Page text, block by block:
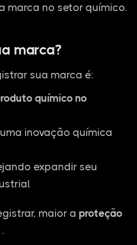
marca no setor químico.
marca?
sua marca é:
químico no
inovação química
expandir seu
maior a proteção
.